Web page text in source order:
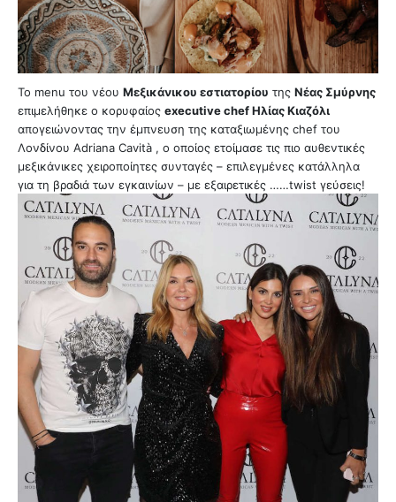
Το menu του νέου Μεξικάνικου εστιατορίου της Νέας Σμύρνης
επιμελήθηκε ο κορυφαίος executive chef Ηλίας Κιαζόλι
απογειώνοντας την έμπνευση της καταξιωμένης chef του
Λονδίνου Adriana Cavità , ο οποίος ετοίμασε τις πιο αυθεντικές
μεξικάνικες χειροποίητες συνταγές – επιλεγμένες κατάλληλα
για τη βραδιά των εγκαινίων – με εξαιρετικές ……twist γεύσεις!